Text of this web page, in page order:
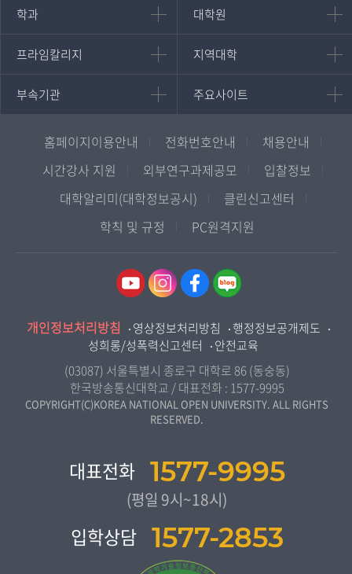
학과
인문과학대학
국어국문학과
영어영문학과
사회과학대학
미디어영상학과
도시콘텐츠·관광학과
사회복지연계전공
사회복지학과
통계•데이터과학과
대학원
대학원
대학원
경영대학원
프라임칼리지
프라임칼리지
학사학위과정
평생교육과정
지역대학
지역대학
지역대학 포털
서울지역대학
대구경북지역대학
인천지역대학
광주전남지역대학
울산지역대학
강원지역대학
전북지역대학
경남지역대학
제주지역대학
부속기관
부속기관
중앙도서관
원격교육혁신연구원
통합인문학연구소
종합교육연수원
인권센터
교원양성지원센터
주요사이트
주요사이트
멘토링
진로심리상담
교육정보화본부
OpenVLab
홈페이지이용안내 전화번호안내
채용안내
시간강사 지원
외부연구과제공모
입찰정보
대학알리미(대학정보공시)
클린신고센터
학칙 및 규정
PC원격지원
개인정보처리방침 영상정보처리방침
행정정보공개제도
성희롱/성폭력신고센터
안전교육
(03087) 서울특별시 종로구 대학로 86 (동숭동)
한국방송통신대학교 / 대표전화 : 1577-9995
COPYRIGHT(C)KOREA NATIONAL OPEN UNIVERSITY. ALL RIGHTS
RESERVED.
대표전화 1577-9995
(평일 9시~18시)
입학상담 1577-2853